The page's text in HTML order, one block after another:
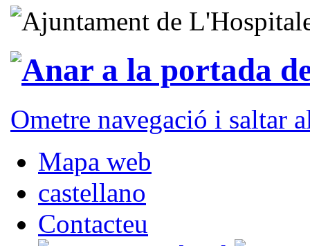
Ometre navegació i saltar
Mapa web
castellano
Contacteu